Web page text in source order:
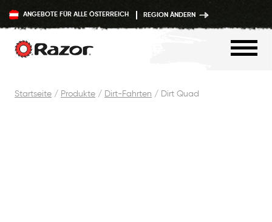
Inhalt
ANGEBOTE FÜR ALLE ÖSTERREICH REGION ÄNDERN
Startseite / Produkte / Dirt-Fahrten / Dirt Quad